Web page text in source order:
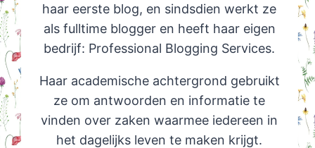
haar eerste blog, en sindsdien werkt ze
als fulltime blogger en heeft haar eigen
bedrijf: Professional Blogging Services.
Haar academische achtergrond gebruikt
ze om antwoorden en informatie te
vinden over zaken waarmee iedereen in
het dagelijks leven te maken krijgt.